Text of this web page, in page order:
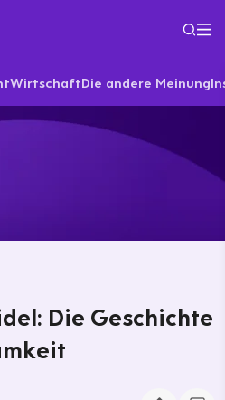
WirtschaftDie andere Meinung
Die Geschichte